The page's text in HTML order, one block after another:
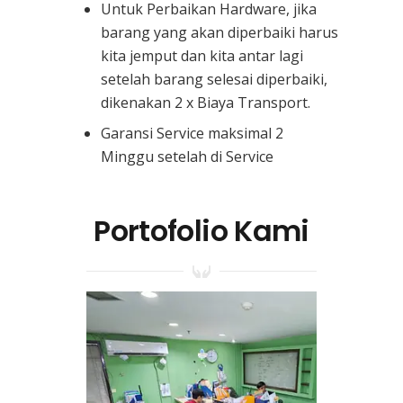
Untuk Perbaikan Hardware, jika
barang yang akan diperbaiki harus
kita jemput dan kita antar lagi
setelah barang selesai diperbaiki,
dikenakan 2 x Biaya Transport.
Garansi Service maksimal 2
Minggu setelah di Service
Portofolio Kami